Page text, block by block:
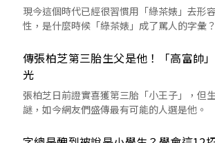
現今這個時代已經很習慣用「綠茶婊」去形
性，是什麼時候「綠茶婊」成了罵人的字彙
傳張柏芝第三胎生父是他！「高富帥
光
張柏芝日前證實喜獲第三胎「小王子」，但
謎，如今網友們盛傳最有可能的人選是他。